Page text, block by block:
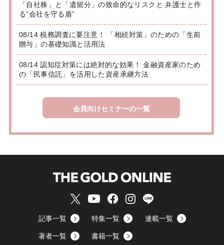
「自社株」と「遺留分」の致命的なリスクと 弁護士と作
る”会社を守る盾”
08/14 税務調査に要注意！ 「相続対策」のための「生前
贈与」の基礎知識と活用法
08/14 認知症対策には絶対的な効果！ 金融資産家のため
の「民事信託」を活用した資産承継方法
会員向けセミナーの一覧
記事一覧 特集一覧 連載一覧
著者一覧 書籍一覧